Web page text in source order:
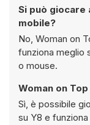
Si può giocare
mobile?
No, Woman on
funziona meglio
o mouse.
Woman on
Sì, è possibile
su Y8 e